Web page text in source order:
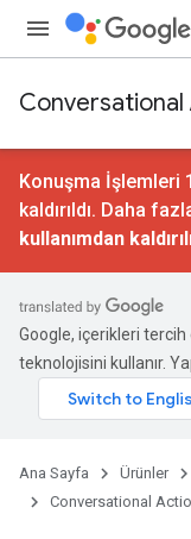
Conversational
Konuşma İşlemleri
kaldırıldı. Daha
kullanımdan
Google, içerikleri
teknolojisini kullanır.
Ana Sayfa Ürünler
Conversational